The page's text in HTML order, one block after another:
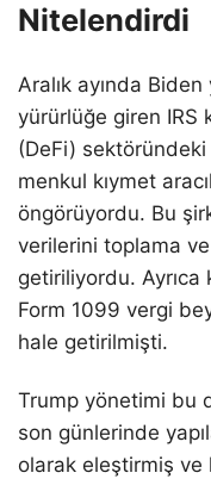
Nitelendirdi
Aralık ayında
yürürlüğe giren IRS
(DeFi)
menkul kıymet
öngörüyordu. Bu
verilerini toplama
getiriliyordu. Ayrıca
Form 1099 vergi
hale getirilmişti.
Trump yönetimi bu
son günlerinde
olarak eleştirmiş ve